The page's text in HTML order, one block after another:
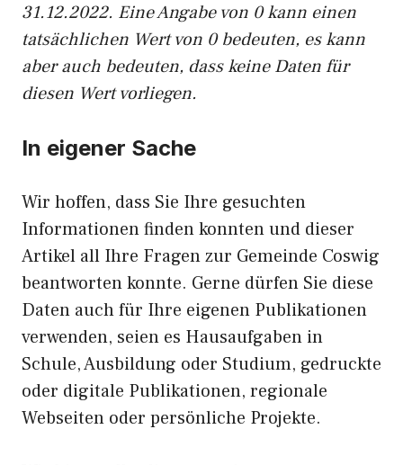
31.12.2022. Eine Angabe von 0 kann einen
tatsächlichen Wert von 0 bedeuten, es kann
aber auch bedeuten, dass keine Daten für
diesen Wert vorliegen.
In eigener Sache
Wir hoffen, dass Sie Ihre gesuchten
Informationen finden konnten und dieser
Artikel all Ihre Fragen zur Gemeinde Coswig
beantworten konnte. Gerne dürfen Sie diese
Daten auch für Ihre eigenen Publikationen
verwenden, seien es Hausaufgaben in
Schule, Ausbildung oder Studium, gedruckte
oder digitale Publikationen, regionale
Webseiten oder persönliche Projekte.